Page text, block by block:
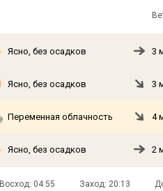
Ясно, без осадков 3
Ясно, без осадков 3
Переменная облачность 4
Ясно, без осадков 2
Восход: 04:55 Заход: 20:13